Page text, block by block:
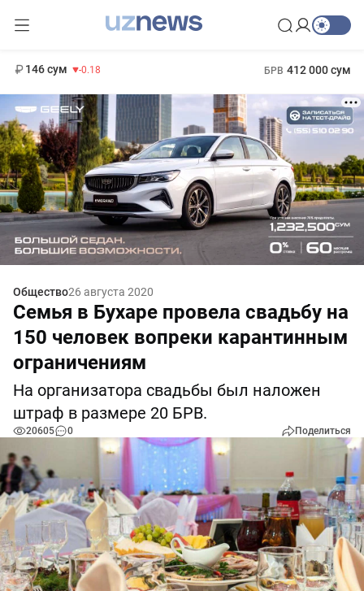
146 сум -0.18 БРВ 412 000 сум
Общество26 августа 2020
Семья в Бухаре провела свадьбу на
150 человек вопреки карантинным
ограничениям
На организатора свадьбы был наложен
штраф в размере 20 БРВ.
20605 0 Поделиться